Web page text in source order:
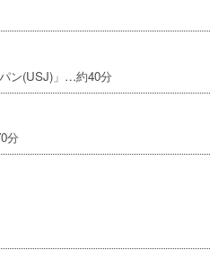
ン(USJ)」…約40分
分